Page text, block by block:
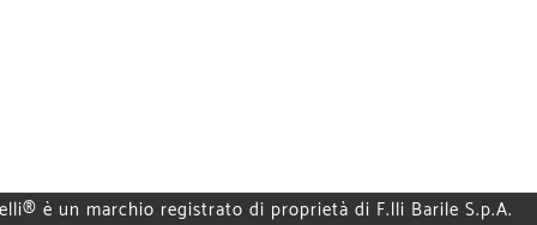
è un marchio registrato di proprietà di F.lli Barile S.p.A.